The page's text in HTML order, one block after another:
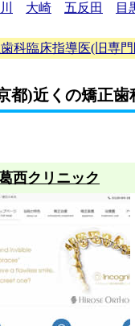
大崎 五反田 目
科臨床指導医(旧専
都)近くの矯正歯
西クリニック